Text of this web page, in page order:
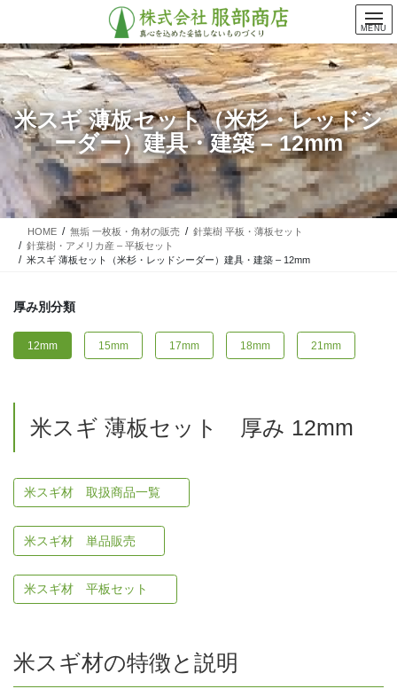
テ
ン
ツ
に
移
動
ゲ
ー
シ
ョ
ン
に
米スギ 薄板セット（米杉・レッドシ
ーダー）建具・建築 – 12mm
HOME 無垢 一枚板・角材の販売
針葉樹 平板・薄板セット
針葉樹・アメリカ産 – 平板セット
米スギ 薄板セット（米杉・レッドシーダー）建具・建築 – 12mm
厚み別分類
12mm 15mm 17mm 18mm 21mm
米スギ 薄板セット 厚み 12mm
米スギ材 取扱商品一覧
米スギ材 単品販売
米スギ材 平板セット
米スギ材の特徴と説明
MENU